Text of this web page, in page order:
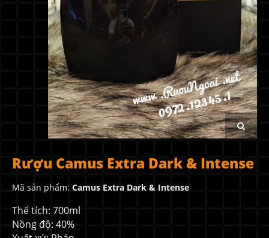
Rượu Camus Extra Dark & Intense
Mã sản phẩm: Camus Extra Dark & Intense
Thể tích: 700ml
Nồng độ: 40%